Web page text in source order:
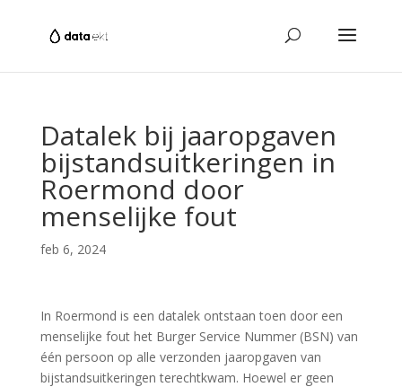
Datalek bij jaaropgaven
bijstandsuitkeringen in
Roermond door
menselijke fout
feb 6, 2024
In Roermond is een datalek ontstaan toen door een
menselijke fout het Burger Service Nummer (BSN) van
één persoon op alle verzonden jaaropgaven van
bijstandsuitkeringen terechtkwam. Hoewel er geen